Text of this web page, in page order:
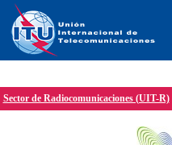
Sector de Radiocomunicaciones (UIT-R)